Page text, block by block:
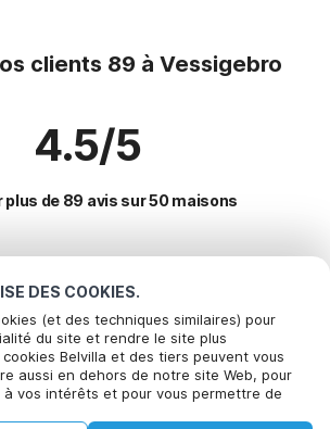
DES COOKIES.
(et des techniques similaires) pour
du site et rendre le site plus
Belvilla et des tiers peuvent vous
aussi en dehors de notre site Web, pour
à vos intérêts et pour vous permettre de
clients 89 à Vessigebro
4.5/5
plus de 89 avis sur 50 maisons
plus populaires pour les
commodités pour les vacances
bord de la mer halleviksstrand
bord de la mer bastad
pour les vacances en Vessigebro